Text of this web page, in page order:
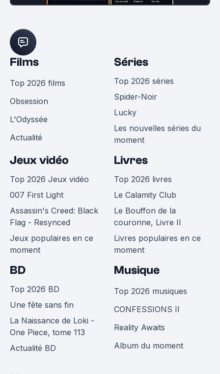
Films
Top 2026 films
Obsession
L'Odyssée
Actualité
Séries
Top 2026 séries
Spider-Noir
Lucky
Les nouvelles séries du
moment
Jeux vidéo
Top 2026 Jeux vidéo
007 First Light
Assassin's Creed: Black
Flag - Resynced
Jeux populaires en ce
moment
Livres
Top 2026 livres
Le Calamity Club
Le Bouffon de la
couronne, Livre II
Livres populaires en ce
moment
BD
Top 2026 BD
Une fête sans fin
La Naissance de Loki -
One Piece, tome 113
Actualité BD
Musique
Top 2026 musiques
CONFESSIONS II
Reality Awaits
Album du moment